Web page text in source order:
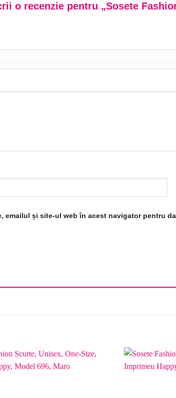
o recenzie pentru „Sosete
emailul și site-ul web în acest navigator pentru